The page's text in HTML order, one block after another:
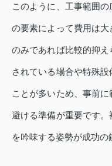
このように、工事範囲
の要素によって費用は
のみであれば比較的抑
されている場合や特殊
ことが多いため、事前
避ける準備が重要です
を吟味する姿勢が成功の